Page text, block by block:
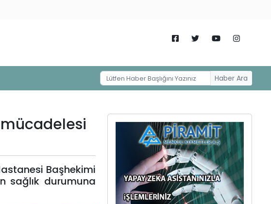
Haber Ara
Başhekimi
sağlık durumuna